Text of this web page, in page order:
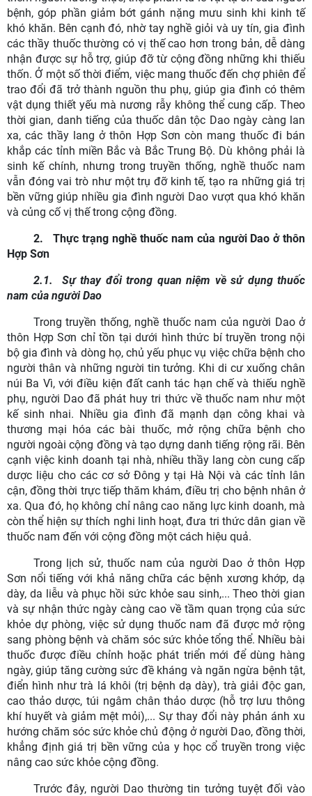
bệnh, góp phần giảm bớt gánh nặng mưu sinh khi kinh tế
khó khăn. Bên cạnh đó, nhờ tay nghề giỏi và uy tín, gia đình
các thầy thuốc thường có vị thế cao hơn trong bản, dễ dàng
nhận được sự hỗ trợ, giúp đỡ từ cộng đồng những khi thiếu
thốn. Ở một số thời điểm, việc mang thuốc đến chợ phiên để
trao đổi đã trở thành nguồn thu phụ, giúp gia đình có thêm
vật dụng thiết yếu mà nương rẫy không thể cung cấp. Theo
thời gian, danh tiếng của thuốc dân tộc Dao ngày càng lan
xa, các thầy lang ở thôn Hợp Sơn còn mang thuốc đi bán
khắp các tỉnh miền Bắc và Bắc Trung Bộ. Dù không phải là
sinh kế chính, nhưng trong truyền thống, nghề thuốc nam
vẫn đóng vai trò như một trụ đỡ kinh tế, tạo ra những giá trị
bền vững giúp nhiều gia đình người Dao vượt qua khó khăn
và củng cố vị thế trong cộng đồng.
2.
Thực trạng nghề thuốc nam của người Dao ởthôn
Hợp Sơn
2.1.
Sự thay đổi trong quan niệm về sử dụng thuốc
nam của người Dao
Trong truyền thống, nghề thuốc nam của người Dao ở
thôn Hợp Sơn chỉ tồn tại dưới hình thức bí truyền trong nội
bộ gia đình và dòng họ, chủ yếu phục vụ việc chữa bệnh cho
người thân và những người tin tưởng. Khi di cư xuống chân
núi Ba Vì, với điều kiện đất canh tác hạn chế và thiếu nghề
phụ, người Dao đã phát huy tri thức về thuốc nam như một
kế sinh nhai. Nhiều gia đình đã mạnh dạn công khai và
thương mại hóa các bài thuốc, mở rộng chữa bệnh cho
người ngoài cộng đồng và tạo dựng danh tiếng rộng rãi. Bên
cạnh việc kinh doanh tại nhà, nhiều thầy lang còn cung cấp
dược liệu cho các cơ sở Đông y tại Hà Nội và các tỉnh lân
cận, đồng thời trực tiếp thăm khám, điều trị cho bệnh nhân ở
xa. Qua đó, họ không chỉ nâng cao năng lực kinh doanh, mà
còn thể hiện sự thích nghi linh hoạt, đưa tri thức dân gian về
thuốc nam đến với cộng đồng một cách hiệu quả.
Trong lịch sử, thuốc nam của người Dao ở thôn Hợp
Sơn nổi tiếng với khả năng chữa các bệnh xương khớp, dạ
dày, da liễu và phục hồi sức khỏe sau sinh,... Theo thời gian
và sự nhận thức ngày càng cao về tầm quan trọng của sức
khỏe dự phòng, việc sử dụng thuốc nam đã được mở rộng
sang phòng bệnh và chăm sóc sức khỏe tổng thể. Nhiều bài
thuốc được điều chỉnh hoặc phát triển mới để dùng hàng
ngày, giúp tăng cường sức đề kháng và ngăn ngừa bệnh tật,
điển hình như trà lá khôi (trị bệnh dạ dày), trà giải độc gan,
cao thảo dược, túi ngâm chân thảo dược (hỗ trợ lưu thông
khí huyết và giảm mệt mỏi),... Sự thay đổi này phản ánh xu
hướng chăm sóc sức khỏe chủ động ở người Dao, đồng thời,
khẳng định giá trị bền vững của y học cổ truyền trong việc
nâng cao sức khỏe cộng đồng.
Trước đây, người Dao thường tin tưởng tuyệt đối vào